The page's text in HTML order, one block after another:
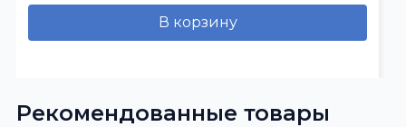
В корзину
Рекомендованные товары